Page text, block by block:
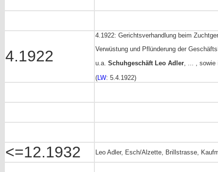
4.1922
4.1922: Gerichtsverhandlung beim
Verwüstung und Pflünderung der
u.a. Schuhgeschäft Leo Adler , ... ,
(LW: 5.4.1922)
<=12.1932 Leo Adler, Esch/Alzette, Brillstrasse,